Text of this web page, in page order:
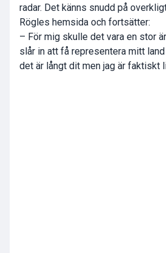
radar. Det känns snudd på
Rögles hemsida och fortsätter:
– För mig skulle det vara en stor
slår in att få representera mitt
det är långt dit men jag är faktiskt